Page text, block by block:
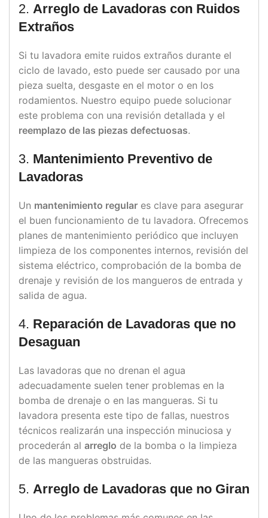
2. Arreglo de Lavadoras con Ruidos
Extraños
Si tu lavadora emite ruidos extraños durante el
ciclo de lavado, esto puede ser causado por una
pieza suelta, desgaste en el motor o en los
rodamientos. Nuestro equipo puede solucionar
este problema con una revisión detallada y el
reemplazo de las piezas defectuosas.
3. Mantenimiento Preventivo de
Lavadoras
Un mantenimiento regular es clave para asegurar
el buen funcionamiento de tu lavadora. Ofrecemos
planes de mantenimiento periódico que incluyen
limpieza de los componentes internos, revisión del
sistema eléctrico, comprobación de la bomba de
drenaje y revisión de los mangueros de entrada y
salida de agua.
4. Reparación de Lavadoras que no
Desaguan
Las lavadoras que no drenan el agua
adecuadamente suelen tener problemas en la
bomba de drenaje o en las mangueras. Si tu
lavadora presenta este tipo de fallas, nuestros
técnicos realizarán una inspección minuciosa y
procederán al arreglo de la bomba o la limpieza
de las mangueras obstruidas.
5. Arreglo de Lavadoras que no Giran